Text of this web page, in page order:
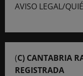
AVISO LEGAL/
(C) CANTABRIA
REGISTRADA